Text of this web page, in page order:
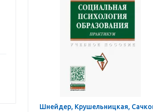
Шнейдер, Крушельницкая,